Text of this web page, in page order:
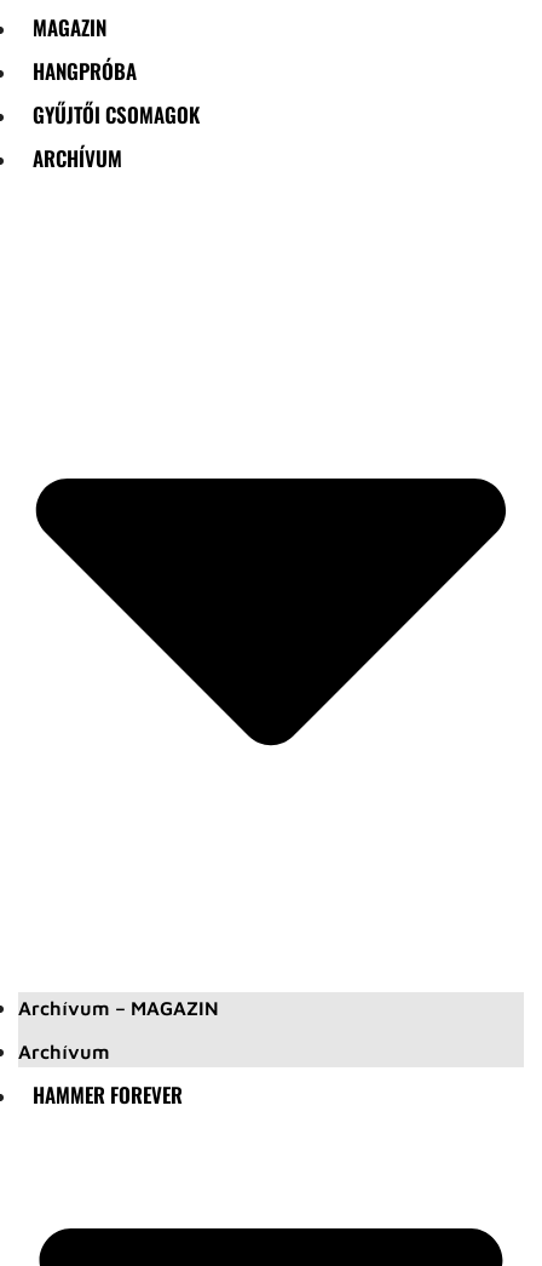
MAGAZIN
HANGPRÓBA
GYŰJTŐI CSOMAGOK
ARCHÍVUM
Archívum – MAGAZIN
Archívum
HAMMER FOREVER